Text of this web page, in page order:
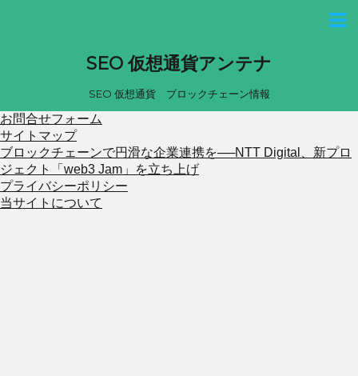
SEO 仮想通貨アンテナ
SEO 仮想通貨 ブロックチェーン情報
お問合せフォーム
サイトマップ
ブロックチェーンで円滑な企業連携を──NTT Digital、新プロ
ジェクト「web3 Jam」を立ち上げ
プライバシーポリシー
当サイトについて